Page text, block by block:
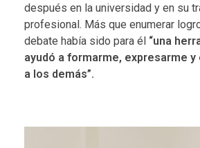
después en la universidad y en su
profesional. Más que enumerar
debate había sido para él “una
ayudó a formarme, expresarme
a los demás”.